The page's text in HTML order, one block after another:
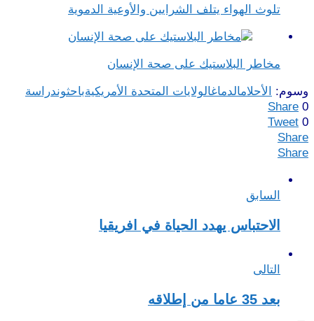
تلوث الهواء يتلف الشرايين والأوعية الدموية
مخاطر البلاستيك على صحة الإنسان
وسوم: الأحلامالدماغالولايات المتحدة الأمريكيةباحثوندراسة
Share 0
Tweet 0
Share
Share
السابق
الاحتباس يهدد الحياة في افريقيا
التالى
بعد 35 عاما من إطلاقه